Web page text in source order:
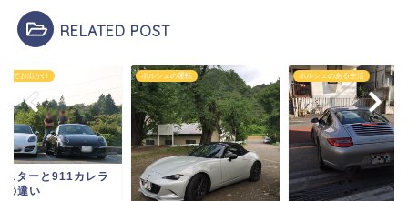
RELATED POST
レラ
ポルシェのある生活 ポルシ
GTS